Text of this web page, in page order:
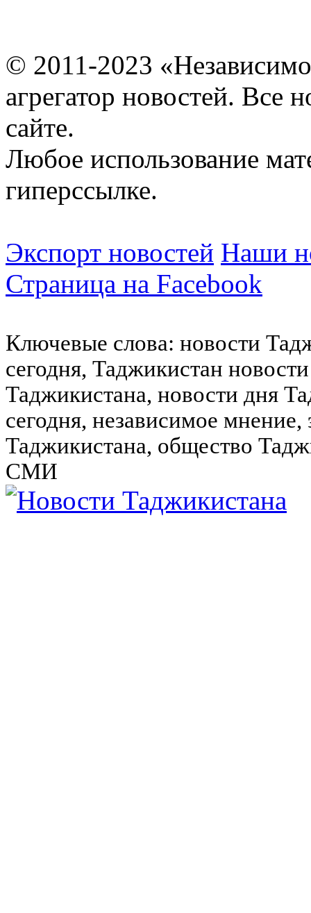
© 2011-2023
агрегатор новостей. Все
сайте.
Любое использование
гиперссылке.
Экспорт новостей Наши
Страница на Facebook
Ключевые слова: новости
сегодня, Таджикистан
Таджикистана, новости дня
сегодня, независимое
Таджикистана, общество
СМИ